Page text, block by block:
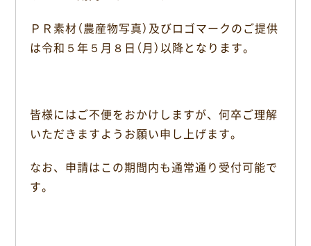
o
k
ＰＲ素材（農産物写真）及びロゴマークのご提供
は令和５年５月８日（月）以降となります。
皆様にはご不便をおかけしますが、何卒ご理解
いただきますようお願い申し上げます。
なお、申請はこの期間内も通常通り受付可能で
す。